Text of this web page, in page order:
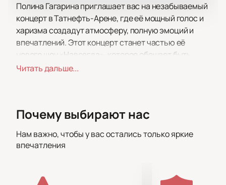
Полина Гагарина приглашает вас на незабываемый
концерт в Татнефть-Арене, где её мощный голос и
харизма создадут атмосферу, полную эмоций и
впечатлений. Этот концерт станет частью её
нового шоу «Навсегда», которое обещает быть
настоящим событием для всех поклонников
своим комфортом и отличной акустикой, что
концертов такого уровня. Арена вмещает тысячи
зрителей, обеспечивая отличную видимость и звук
сможет насладиться выступлением Полины
Читать дальше...
Почему выбирают нас
Нам важно, чтобы у вас остались только яркие
впечатления